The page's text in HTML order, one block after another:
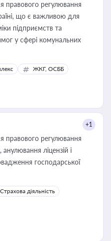
правового регулювання
що є важливою для
підприємств та
у сфері комунальних
ЖКГ, ОСББ
+1
правового регулювання
ліцензій і
господарської
Страхова діяльність